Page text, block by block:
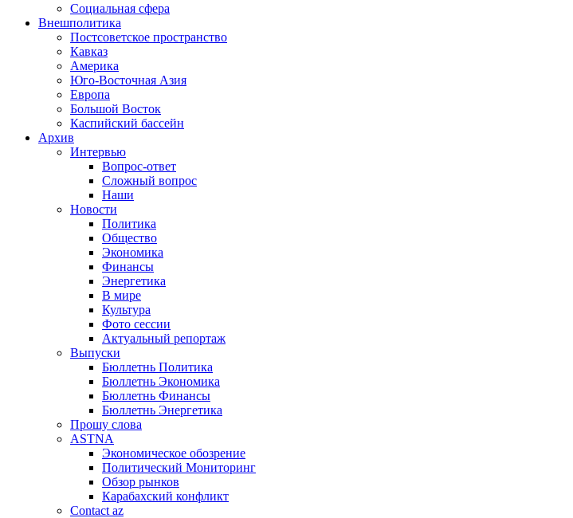
Социальная сфера
Внешполитика
Постсоветское пространство
Кавказ
Америка
Юго-Восточная Азия
Европа
Большой Восток
Каспийский бассейн
Архив
Интервью
Вопрос-ответ
Сложный вопрос
Наши
Новости
Политика
Общество
Экономика
Финансы
Энергетика
В мире
Культура
Фото сессии
Актуальный репортаж
Выпуски
Бюллетнь Политика
Бюллетнь Экономика
Бюллетнь Финансы
Бюллетнь Энергетика
Прошу слова
ASTNA
Экономическое обозрение
Политический Мониторинг
Обзор рынков
Карабахский конфликт
Contact az